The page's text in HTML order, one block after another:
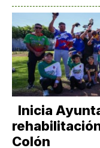
Inicia
Colón